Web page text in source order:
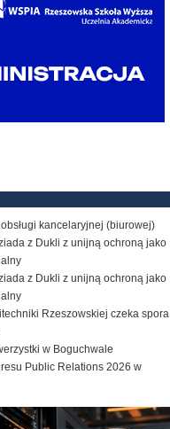
kancelaryjnej (biurowej)
z Dukli z unijną ochroną jako
z Dukli z unijną ochroną jako
Rzeszowskiej czeka spora
w Boguchwale
Public Relations 2026 w